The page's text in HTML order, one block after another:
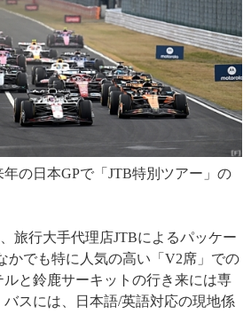
の日本GPで「JTB特別ツアー」の
旅行大手代理店JTBによるパッケー
かでも特に人気の高い「V2席」での
と鈴鹿サーキットの行き来には専
スには、日本語/英語対応の現地係